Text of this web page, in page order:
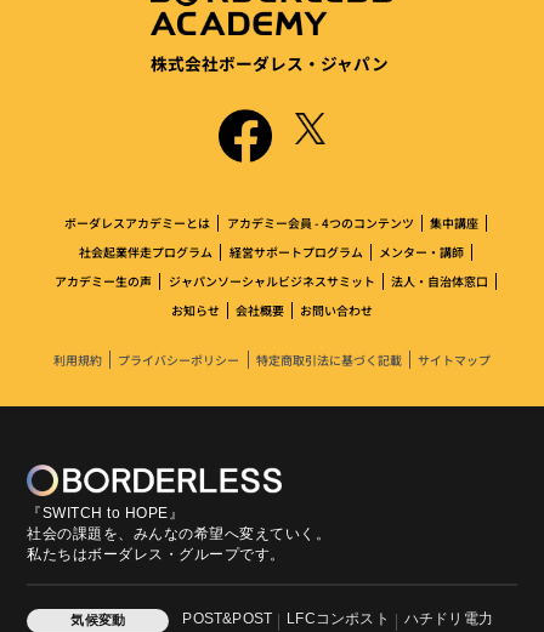
株式会社ボーダレス・ジャパン
ボーダレスアカデミーとは アカデミー会員 - 4つのコンテンツ
集中講座
社会起業伴走プログラム
経営サポートプログラム
メンター・講師
アカデミー生の声
ジャパンソーシャルビジネスサミット
法人・自治体窓口
お知らせ
会社概要 お問い合わせ
利用規約 プライバシーポリシー 特定商取引法に基づく記載 サイトマップ
『SWITCH to HOPE』
社会の課題を、みんなの希望へ変えていく。
私たちはボーダレス・グループです。
気候変動 POST&POST LFCコンポスト ハチドリ電力